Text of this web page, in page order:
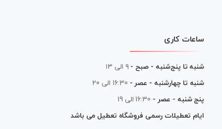
ساعات کاری
شنبه تا پنج‌شنبه - صبح - ۹ الی ۱۳
شنبه تا چهارشنبه - عصر - 16:30 الی 20
پنج شنبه - عصر - 16:30 الی 19
ایام تعطیلات رسمی فروشگاه تعطیل می باشد